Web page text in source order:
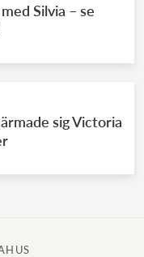
Silvia – se
sig Victoria